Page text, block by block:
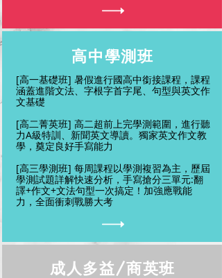
高中學測班
[高一基礎班] 暑假進行國高中銜接課程，課程
涵蓋進階文法、字根字首字尾、句型與英文作
文基礎
[高二菁英班] 高二超前上完學測範圍，進行聽
力A級特訓、新聞英文導讀。獨家英文作文教
學，奠定良好手寫能力
​[高三學測班] 每周課程以學測複習為主，歷屆
學測試題詳解快速分析，手寫搶分三單元:翻
譯+作文+文法句型一次搞定！加強應戰能
力，全面衝刺戰勝大考
成人多益/商英班